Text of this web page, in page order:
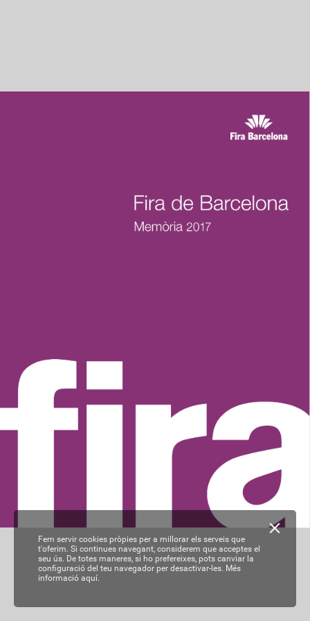
Fem servir cookies pròpies per a millorar els serveis que
t'oferim. Si continues navegant, considerem que acceptes el
seu ús. De totes maneres, si ho prefereixes, pots canviar la
configuració del teu navegador per desactivar-les. Més
informació aquí.